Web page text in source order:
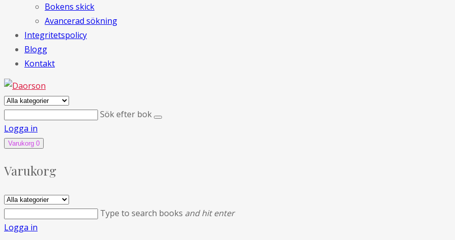
Bokens skick
Avancerad sökning
Integritetspolicy
Blogg
Kontakt
Sök efter bok
Logga in
Varukorg 0
Varukorg
Type to search books and hit enter
Logga in